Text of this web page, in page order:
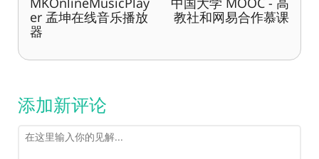
er 孟坤在线音乐播放
器
教社和网易合作慕课
添加新评论